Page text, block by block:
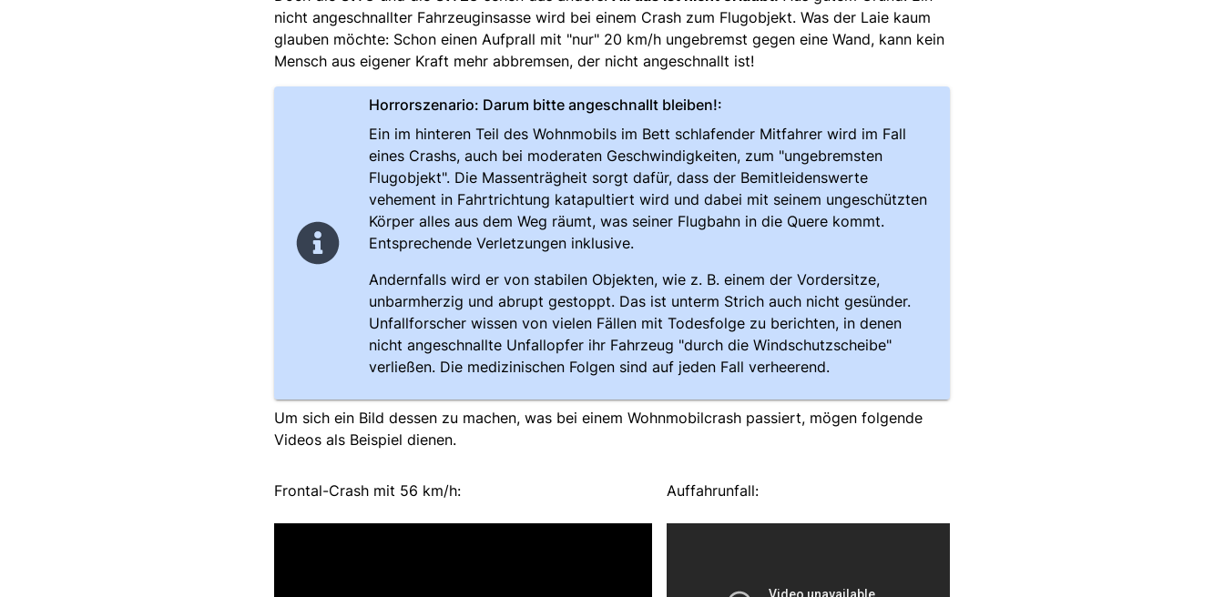
nicht angeschnallter Fahrzeuginsasse wird bei einem Crash zum Flugobjekt. Was der Laie kaum
glauben möchte: Schon einen Aufprall mit "nur" 20 km/h ungebremst gegen eine Wand, kann kein
Mensch aus eigener Kraft mehr abbremsen, der nicht angeschnallt ist!
Horrorszenario: Darum bitte angeschnallt bleiben!:
Ein im hinteren Teil des Wohnmobils im Bett schlafender Mitfahrer wird im Fall
eines Crashs, auch bei moderaten Geschwindigkeiten, zum "ungebremsten
Flugobjekt". Die Massenträgheit sorgt dafür, dass der Bemitleidenswerte
vehement in Fahrtrichtung katapultiert wird und dabei mit seinem ungeschützten
Körper alles aus dem Weg räumt, was seiner Flugbahn in die Quere kommt.
Entsprechende Verletzungen inklusive.
Andernfalls wird er von stabilen Objekten, wie z. B. einem der Vordersitze,
unbarmherzig und abrupt gestoppt. Das ist unterm Strich auch nicht gesünder.
Unfallforscher wissen von vielen Fällen mit Todesfolge zu berichten, in denen
nicht angeschnallte Unfallopfer ihr Fahrzeug "durch die Windschutzscheibe"
verließen. Die medizinischen Folgen sind auf jeden Fall verheerend.
Um sich ein Bild dessen zu machen, was bei einem Wohnmobilcrash passiert, mögen folgende
Videos als Beispiel dienen.
Frontal-Crash mit 56 km/h: Auffahrunfall: